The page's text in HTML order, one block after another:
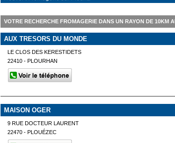
VOTRE RECHERCHE FROMAGERIE DANS UN RAYON DE 10KM
AUX TRESORS DU MONDE
LE CLOS DES KERESTIDETS
22410 - PLOURHAN
MAISON OGER
9 RUE DOCTEUR LAURENT
22470 - PLOUÉZEC